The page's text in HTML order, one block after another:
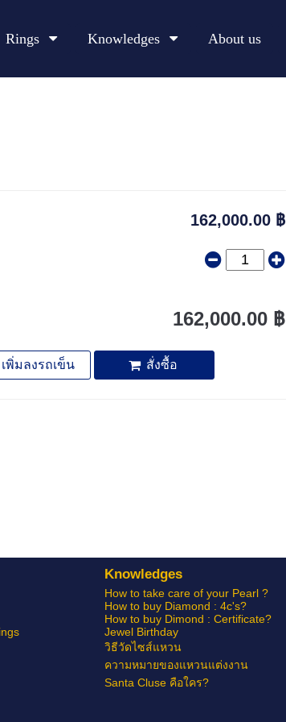
Rings Knowledges About us
162,000.00 ฿
162,000.00 ฿
เพิ่มลงรถเข็น สั่งซื้อ
Knowledges
How to take care of your Pearl ?
How to buy Diamond : 4c's?
How to buy Dimond : Certificate?
Jewel Birthday
วิธีวัดไซส์แหวน
ความหมายของแหวนแต่งงาน
Santa Cluse คือใคร?